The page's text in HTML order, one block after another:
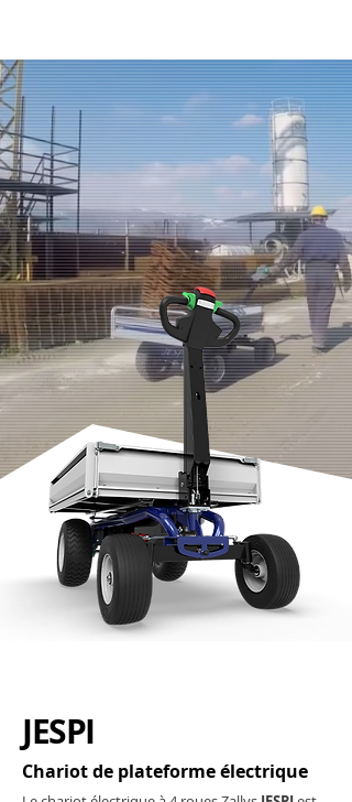
JESPI
Chariot de plateforme électrique